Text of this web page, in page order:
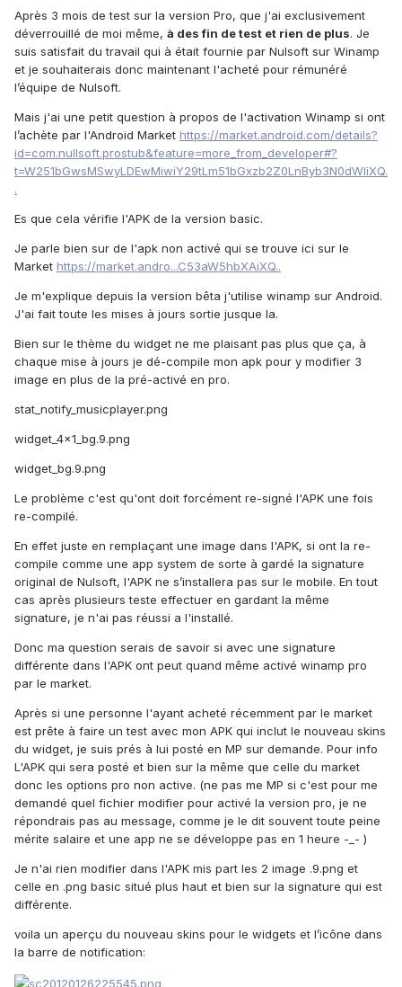
Après 3 mois de test sur la version Pro, que j'ai exclusivement
déverrouillé de moi même, à des fin de test et rien de plus. Je
suis satisfait du travail qui à était fournie par Nulsoft sur Winamp
et je souhaiterais donc maintenant l'acheté pour rémunéré
l’équipe de Nulsoft.
Mais j'ai une petit question à propos de l'activation Winamp si ont
l’achète par l'Android Market https://market.android.com/details?
id=com.nullsoft.prostub&feature=more_from_developer#?
t=W251bGwsMSwyLDEwMiwiY29tLm51bGxzb2Z0LnByb3N0dWIiXQ.
.
Es que cela vérifie l'APK de la version basic.
Je parle bien sur de l'apk non activé qui se trouve ici sur le
Market https://market.andro...C53aW5hbXAiXQ..
Je m'explique depuis la version bêta j'utilise winamp sur Android.
J'ai fait toute les mises à jours sortie jusque la.
Bien sur le thème du widget ne me plaisant pas plus que ça, à
chaque mise à jours je dé-compile mon apk pour y modifier 3
image en plus de la pré-activé en pro.
stat_notify_musicplayer.png
widget_4x1_bg.9.png
widget_bg.9.png
Le problème c'est qu'ont doit forcément re-signé l'APK une fois
re-compilé.
En effet juste en remplaçant une image dans l'APK, si ont la re-
compile comme une app system de sorte à gardé la signature
original de Nulsoft, l'APK ne s’installera pas sur le mobile. En tout
cas après plusieurs teste effectuer en gardant la même
signature, je n'ai pas réussi a l'installé.
Donc ma question serais de savoir si avec une signature
différente dans l'APK ont peut quand même activé winamp pro
par le market.
Après si une personne l'ayant acheté récemment par le market
est prête à faire un test avec mon APK qui inclut le nouveau skins
du widget, je suis prés à lui posté en MP sur demande. Pour info
L'APK qui sera posté et bien sur la même que celle du market
donc les options pro non active. (ne pas me MP si c'est pour me
demandé quel fichier modifier pour activé la version pro, je ne
répondrais pas au message, comme je le dit souvent toute peine
mérite salaire et une app ne se développe pas en 1 heure -_- )
Je n'ai rien modifier dans l'APK mis part les 2 image .9.png et
celle en .png basic situé plus haut et bien sur la signature qui est
différente.
voila un aperçu du nouveau skins pour le widgets et l’icône dans
la barre de notification: